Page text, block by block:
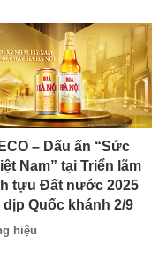
– Dấu ấn “Sức
Nam” tại Triển lãm
tựu Đất nước 2025
dịp Quốc khánh 2/9
hiệu